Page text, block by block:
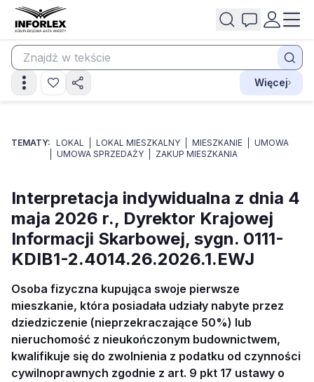
Więcej
TEMATY: LOKAL LOKAL MIESZKALNY MIESZKANIE
UMOWA
UMOWA SPRZEDAŻY
ZAKUP MIESZKANIA
Interpretacja indywidualna z dnia 4
maja 2026 r., Dyrektor Krajowej
Informacji Skarbowej, sygn. 0111-
KDIB1-2.4014.26.2026.1.EWJ
Osoba fizyczna kupująca swoje pierwsze
mieszkanie, która posiadała udziały nabyte przez
dziedziczenie (nieprzekraczające 50%) lub
nieruchomość z nieukończonym budownictwem,
kwalifikuje się do zwolnienia z podatku od czynności
cywilnoprawnych zgodnie z art. 9 pkt 17 ustawy o